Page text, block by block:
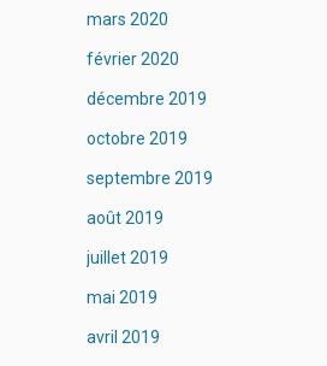
mars 2020
février 2020
décembre 2019
octobre 2019
septembre 2019
août 2019
juillet 2019
mai 2019
avril 2019